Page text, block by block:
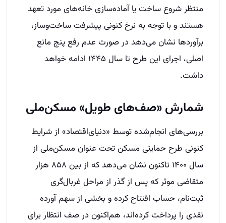
منتظر شروع ساخت یا آماده‌سازی خانه‌های مورد تعهد
هستند و با توجه به نرخ کنونی پیشرفت ساخت‌وساز،
برآوردها نشان می‌دهد در صورت عدم رفع پنج مانع
اصلی، اجرای این طرح تا سال ۱۴۴۵ ادامه خواهد
داشت.
شمارش «صف‌های طویل» مسکن‌ملی
بررسی‌های انجام‌شده توسط «دنیای‌اقتصاد» از شرایط
کنونی طرح حمایتی مسکن تحت عنوان مسکن‌ملی از
سال ۱۴۰۰ تاکنون نشان می‌دهد که از بین ۸۵۸ هزار
متقاضی موثر که پس از گذر از مراحل غربال‌گری
ثبت‌نام، حساب افتتاح کرده و بخشی از سهم آورده
نقدی را پرداخت کرده‌اند، هم‌اکنون در صف انتظار برای